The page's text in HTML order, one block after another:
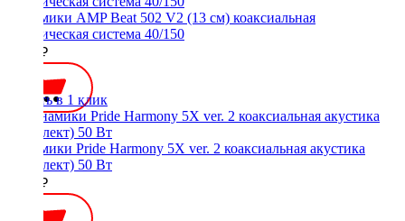
Динамики AMP Beat 502 V2 (13 см) коаксиальная
акустическая система 40/150
2200 ₽
Купить в 1 клик
Динамики Pride Harmony 5X ver. 2 коаксиальная акустика
(комплект) 50 Вт
5650 ₽